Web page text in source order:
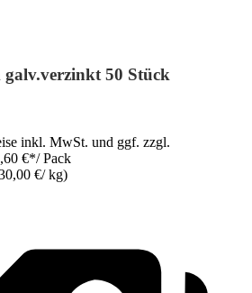
50 Stück
inkl. MwSt. und ggf. zzgl.
€*/ Pack
€/ kg)